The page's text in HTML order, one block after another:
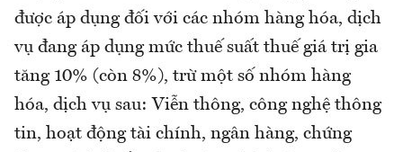
được áp dụng đối với các nhóm hàng hóa, dịch
vụ đang áp dụng mức thuế suất thuế giá trị gia
tăng 10% (còn 8%), trừ một số nhóm hàng
hóa, dịch vụ sau: Viễn thông, công nghệ thông
tin, hoạt động tài chính, ngân hàng, chứng